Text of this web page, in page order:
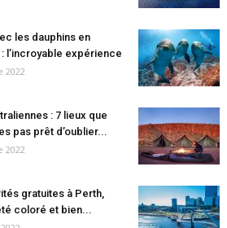
les dauphins en
l’incroyable expérience
2022
: 7 lieux que
pas prêt d’oublier...
2022
gratuites à Perth,
coloré et bien...